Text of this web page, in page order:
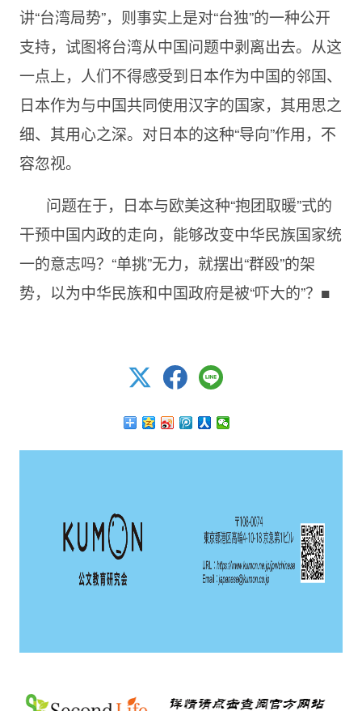
讲“台湾局势”，则事实上是对“台独”的一种公开
支持，试图将台湾从中国问题中剥离出去。从这
一点上，人们不得感受到日本作为中国的邻国、
日本作为与中国共同使用汉字的国家，其用思之
细、其用心之深。对日本的这种“导向”作用，不
容忽视。
问题在于，日本与欧美这种“抱团取暖”式的
干预中国内政的走向，能够改变中华民族国家统
一的意志吗？“单挑”无力，就摆出“群殴”的架
势，以为中华民族和中国政府是被“吓大的”？■